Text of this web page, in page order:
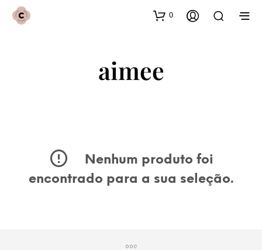
0
aimee
Nenhum produto foi
encontrado para a sua seleção.